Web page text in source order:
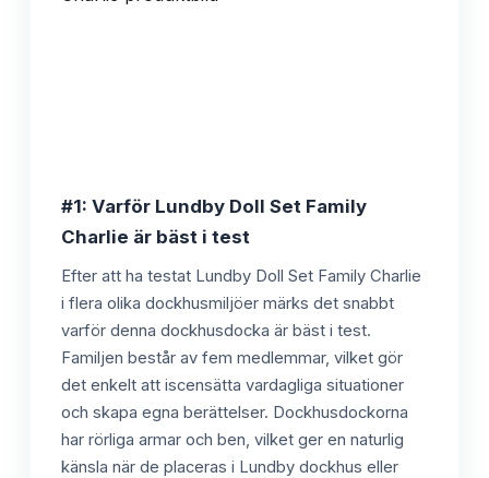
#1: Varför Lundby Doll Set Family
Charlie är bäst i test
Efter att ha testat Lundby Doll Set Family Charlie
i flera olika dockhusmiljöer märks det snabbt
varför denna dockhusdocka är bäst i test.
Familjen består av fem medlemmar, vilket gör
det enkelt att iscensätta vardagliga situationer
och skapa egna berättelser. Dockhusdockorna
har rörliga armar och ben, vilket ger en naturlig
känsla när de placeras i Lundby dockhus eller